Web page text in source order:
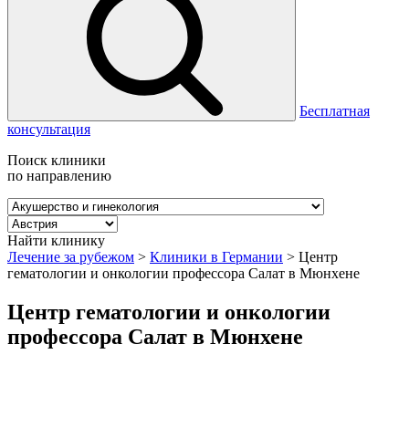
Бесплатная
консультация
Поиск клиники
по направлению
Найти клинику
Лечение за рубежом > Клиники в Германии > Центр
гематологии и онкологии профессора Салат в Мюнхене
Центр гематологии и онкологии
профессора Салат в Мюнхене